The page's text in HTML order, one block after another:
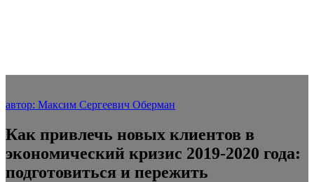
автор: Максим Сергеевич Оберман
Как привлечь новых клиентов в
экономический кризис 2019-2020 года:
подготовиться и пережить